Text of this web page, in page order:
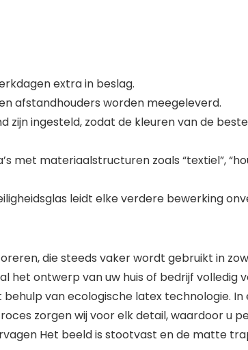
extra in beslag.
afstandhouders worden meegeleverd.
ingesteld, zodat de kleuren van de
met materiaalstructuren zoals “textiel”,
leidt elke verdere bewerking
die steeds vaker wordt gebruikt in
het ontwerp van uw huis of bedrijf volledig
behulp van ecologische latex technologie.
zorgen wij voor elk detail, waardoor u
Het beeld is stootvast en de matte